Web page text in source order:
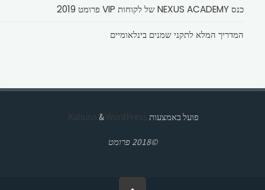
כנס NEXUS ACADEMY של לקוחות VIP פרומט 2019
המדריך המלא לתקני שמנים בינלאומיים
פועל באמצעות & WordPress.
©2018 פרומט